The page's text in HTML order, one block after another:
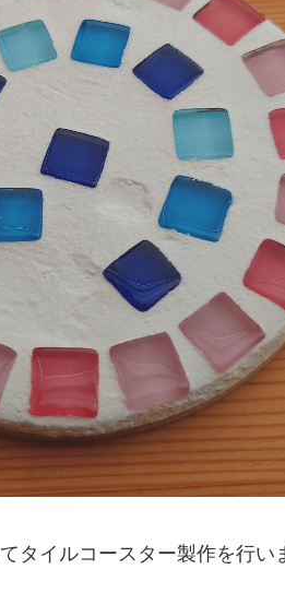
タイルコースター製作を行い